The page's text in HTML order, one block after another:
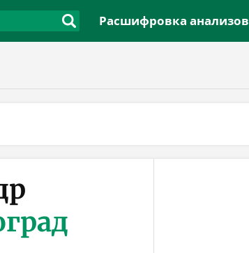
Расшифровка анализов